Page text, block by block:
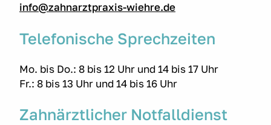
info@zahnarztpraxis-wiehre.de
Telefonische Sprechzeiten
Mo. bis Do.: 8 bis 12 Uhr und 14 bis 17 Uhr
Fr.: 8 bis 13 Uhr und 14 bis 16 Uhr
Zahnärztlicher Notfalldienst